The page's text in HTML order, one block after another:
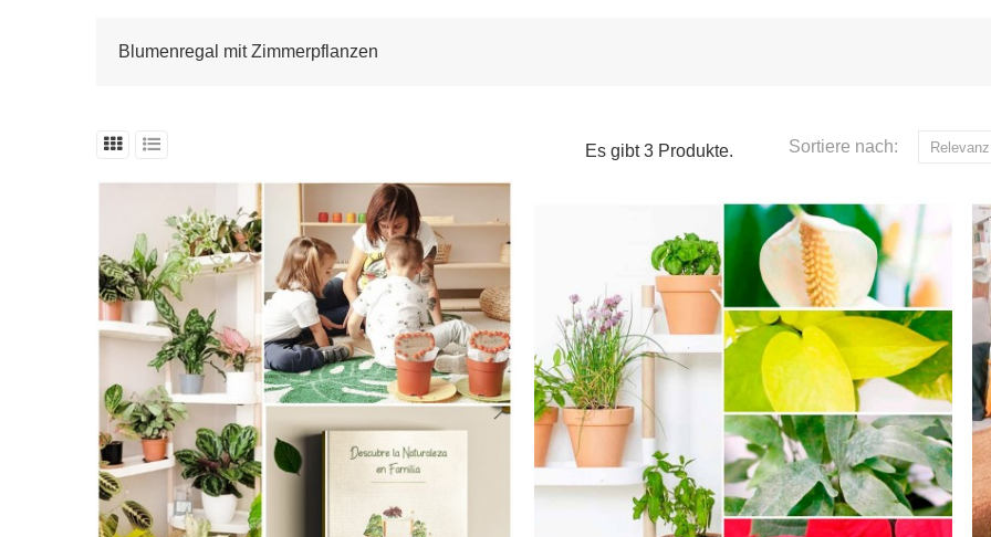
Blumenregal mit Zimmerpflanzen
Es gibt 3 Produkte. Sortiere nach: Relevanz